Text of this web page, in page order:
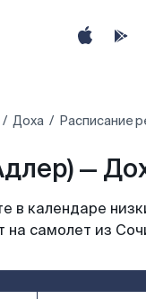
Доха Расписание
—
в календаре
на самолет из